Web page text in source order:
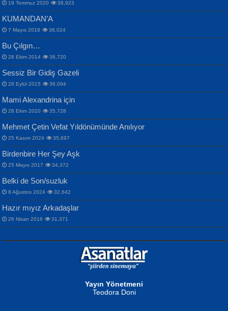
İPEK ACAR SERT
Gazze’nin Şecaati, Ümmetin İmtihanı...
MAHMUT GÜRBÜZ
İbrahim Olmak ve Bitirebilmek...
NURAN KÖSE BAYDAR
Selahattin Yıldız
İdrakimle Üşürken...
Songül Özel
Mahzen...
Ben Deniz Değilim ki...
ERDEM BAYAZIT
Sana, Bana, Vatanıma, Ülkemin
İnsanlarına Dair...
NAZIM HİKMET RAN
Bir Cezaevinde, Tecritteki Adamın
Mektupları...
19 Temmuz 2020 38,923
KUMANDAN’A
7 Mayıs 2018 38,024
Bu Çılgın…
28 Ekim 2014 36,720
Sessiz Bir Gidiş Gazeli
28 Eylül 2015 36,094
Mami Alexandrina için
28 Ekim 2020 35,728
Mehmet Çetin Vefat Yıldönümünde Anılıyor
25 Kasım 2024 35,697
Birdenbire Her Şey Aşk
25 Mayıs 2017 34,372
Belki de Son/suzluk
8 Ağustos 2024 32,642
Hazır mıyız Arkadaşlar
26 Nisan 2016 31,371
Yayın Yönetmeni
Teodora Doni